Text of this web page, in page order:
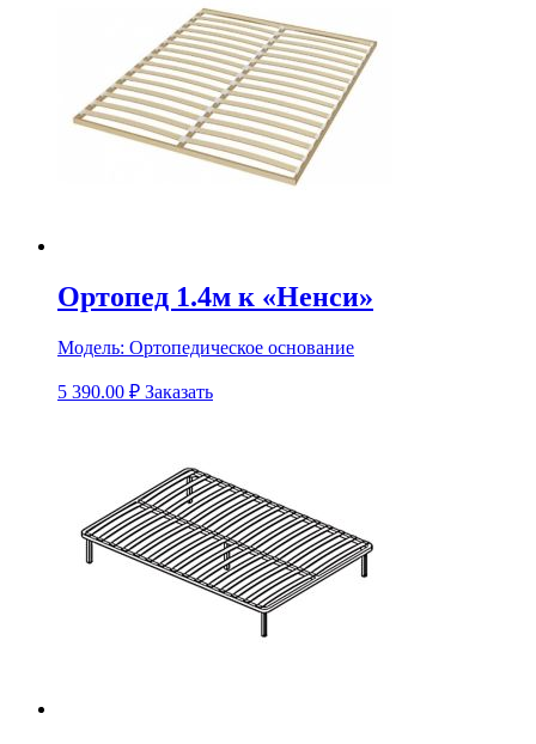
Ортопед 1.4м к «Ненси»
Модель: Ортопедическое основание
5 390.00 ₽ Заказать